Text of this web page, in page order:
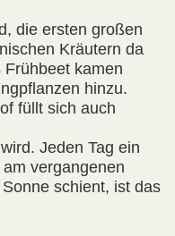
die ersten großen
Kräutern da
kamen
hinzu.
füllt sich auch
Jeden Tag ein
vergangenen
schient, ist das